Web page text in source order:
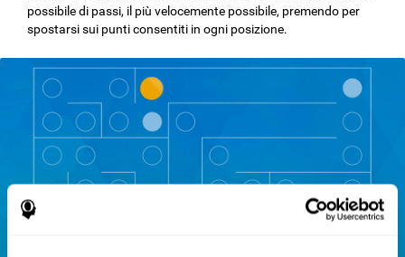
possibile di passi, il più velocemente possibile, premendo per
spostarsi sui punti consentiti in ogni posizione.